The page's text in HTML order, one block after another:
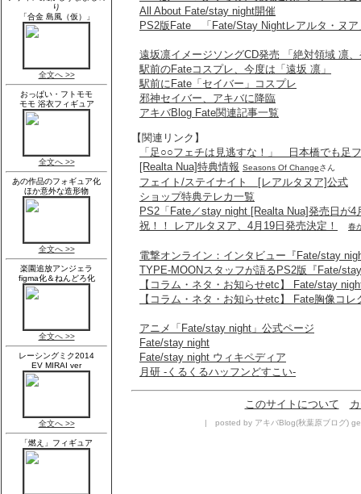
All About Fate/stay night開催
PS2版Fate 「Fate/Stay Nightレアルタ・ヌア
遠坂凛イメージソングCD発売 「絶対領域 凛
駅前のFateコスプレ、今度は「遠坂 凛」
駅前にFate「セイバー」コスプレ
邪神セイバー、アキバに降臨
アキバBlog Fate関連記事一覧
【関連リンク】
「足○○フェチは見逃すな！」 日本橋でも足
[Realta Nua]特典情報 Seasons Of Changeさん
フェイト/ステイナイト [レアルタヌア]公式
ショップ特典テレカ一覧
PS2「Fate／stay night [Realta Nua]発売日が4
祝！！ レアルタヌア、4月19日発売決定！
春
電撃オンライン：インタビュー『Fate/stay
TYPE-MOONスタッフが語るPS2版『Fate/stay
【コラム・ネタ・お知らせetc】 Fate/stay
【コラム・ネタ・お知らせetc】 Fate胸像コ
アニメ「Fate/stay night」公式ページ
Fate/stay night
Fate/stay night ウィキペディア
月研 -くるくるハッフンどすこい-
このサイトについて
| posted by アキバBlog(秋葉原ブログ)